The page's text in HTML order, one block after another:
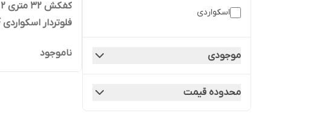
اسکواردی
موجودی
محدوده قیمت
فلوتردار اسکواردی SPA6_32/2_1.1F
ناموجود